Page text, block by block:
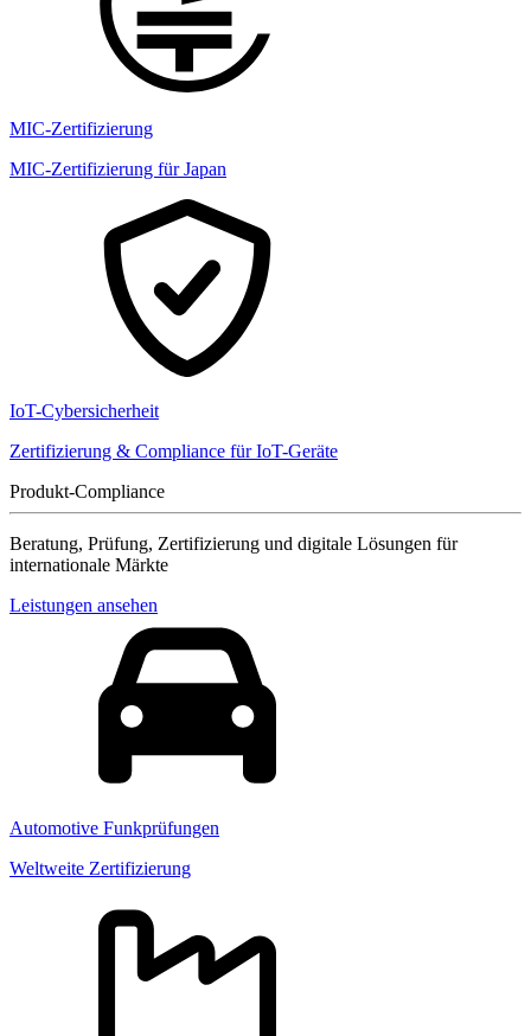
MIC-Zertifizierung
MIC-Zertifizierung für Japan
IoT-Cybersicherheit
Zertifizierung & Compliance für IoT-Geräte
Produkt-Compliance
Beratung, Prüfung, Zertifizierung und digitale Lösungen für
internationale Märkte
Leistungen ansehen
Automotive Funkprüfungen
Weltweite Zertifizierung